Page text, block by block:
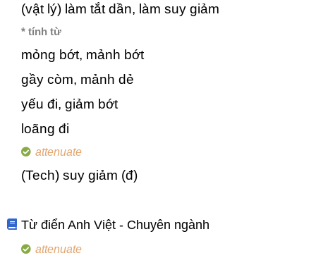
(vật lý) làm tắt dần, làm suy giảm
* tính từ
mỏng bớt, mảnh bớt
gầy còm, mảnh dẻ
yếu đi, giảm bớt
loãng đi
attenuate
(Tech) suy giảm (đ)
Từ điển Anh Việt - Chuyên ngành
attenuate